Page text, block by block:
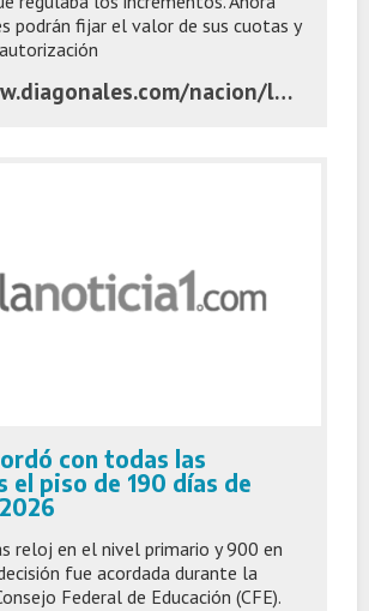
podrán fijar el valor de sus cuotas y
https://www.diagonales.com/nacion/los-colegios-privados-podran-aumentar-sus-cuotas-sin-ningun-limite-gracias-a-una-decision-del-gobierno_a69134e63bdd63da0bc6d7351
con todas las
el piso de 190 días de
reloj en el nivel primario y 900 en
fue acordada durante la
Federal de Educación (CFE).